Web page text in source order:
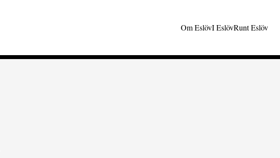
Om EslövI EslövRunt Eslöv